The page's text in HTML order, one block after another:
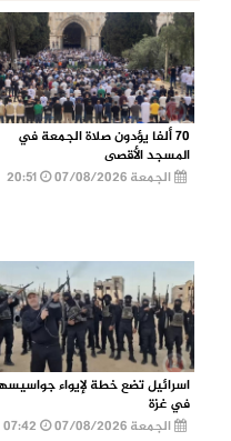
70 ألفا يؤدون صلاة الجمعة في
المسجد الأقصى
الجمعة 07/08/2026
اسرائيل تضع خطة لإيواء
في غزة
الجمعة 07/08/2026